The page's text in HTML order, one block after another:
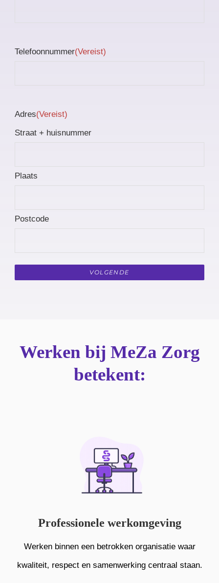
Telefoonnummer(Vereist)
Adres(Vereist)
Straat + huisnummer
Plaats
Postcode
Werken bij MeZa Zorg
betekent:
Professionele werkomgeving
Werken binnen een betrokken organisatie waar
kwaliteit, respect en samenwerking centraal staan.